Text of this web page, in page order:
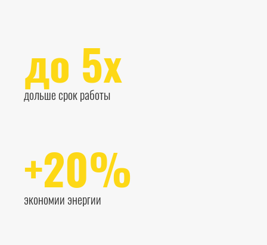
до 5х
дольше срок работы
+20%
экономии энергии